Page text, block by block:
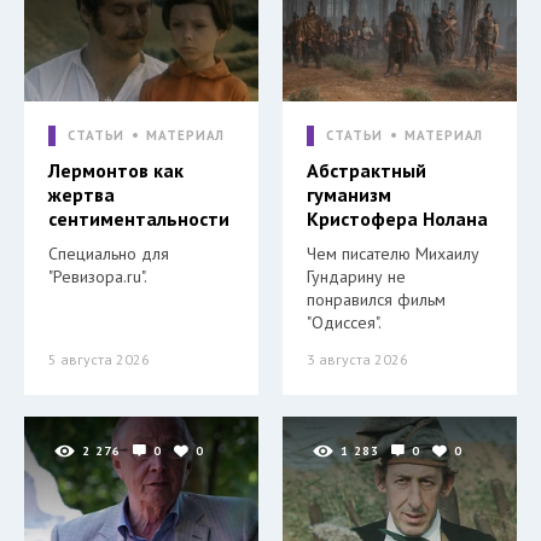
СТАТЬИ МАТЕРИАЛ
Лермонтов как
жертва
сентиментальности
Специально для
"Ревизора.ru".
5 августа 2026
СТАТЬИ МАТЕРИАЛ
Абстрактный
гуманизм
Кристофера Нолана
Чем писателю Михаилу
Гундарину не
понравился фильм
"Одиссея".
3 августа 2026
2 276 0 0 1 283 0 0